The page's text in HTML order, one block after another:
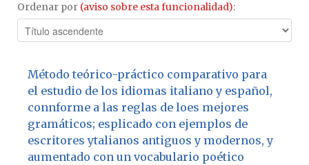
Ordenar por (aviso sobre esta funcionalidad):
Método teórico-práctico comparativo para
el estudio de los idiomas italiano y español,
connforme a las reglas de loes mejores
gramáticos; esplicado con ejemplos de
escritores ytalianos antiguos y modernos, y
aumentado con un vocabulario poético